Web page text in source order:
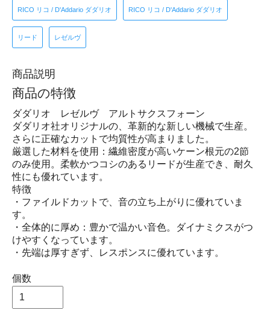
RICO リコ / D'Addario ダダリオ RICO リコ / D'Addario ダダリオ
リード レゼルヴ
商品説明
商品の特徴
ダダリオ レゼルヴ アルトサクスフォーン
ダダリオ社オリジナルの、革新的な新しい機械で生産。
さらに正確なカットで均質性が高まりました。
厳選した材料を使用：繊維密度が高いケーン根元の2節
のみ使用。柔軟かつコシのあるリードが生産でき、耐久
性にも優れています。
特徴
・ファイルドカットで、音の立ち上がりに優れていま
す。
・全体的に厚め：豊かで温かい音色。ダイナミクスがつ
けやすくなっています。
・先端は厚すぎず、レスポンスに優れています。
個数